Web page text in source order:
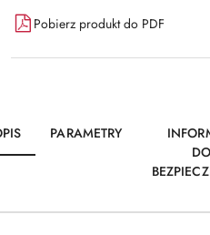
Pobierz produkt do PDF
PARAMETRY